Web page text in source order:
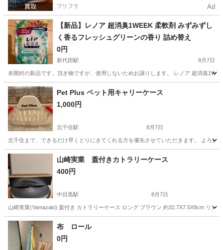
プリフラ Ad
【新品】レノア 超消臭1WEEK 柔軟剤 みずみずし
く香るフレッシュグリーンの香り 詰め替え
0円
新代田駅 8月7日
未開封の新品です。頂き物ですが、使用しないためお譲りします。 レノア 超消臭
東京 世田谷区 洗濯用品 グリーン
Pet Plus ペット用キャリーケース
1,000円
北千住駅 8月7日
北千住まで、できるだけ早くとりにきてくれる方を優先させていただきます。 よろし
東京 足立区 北千住駅 その他 Pet
山崎実業 蓋付きカトラリーケース
400円
中目黒駅 8月7日
山崎実業(Yamazaki) 蓋付き カトラリーケース ロング ブラウン 約32.7X7.5X8cm リ
東京 目黒区
布 ロール
0円